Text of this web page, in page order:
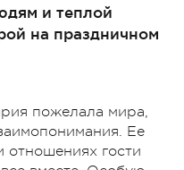
и теплой
на праздничном
пожелала мира,
Ее
отношениях гости